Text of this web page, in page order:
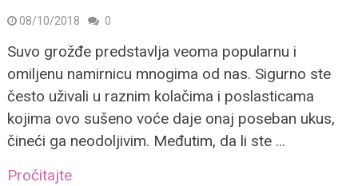
08/10/2018 0
Suvo grožđe predstavlja veoma popularnu i
omiljenu namirnicu mnogima od nas. Sigurno ste
često uživali u raznim kolačima i poslasticama
kojima ovo sušeno voće daje onaj poseban ukus,
čineći ga neodoljivim. Međutim, da li ste …
Pročitajte